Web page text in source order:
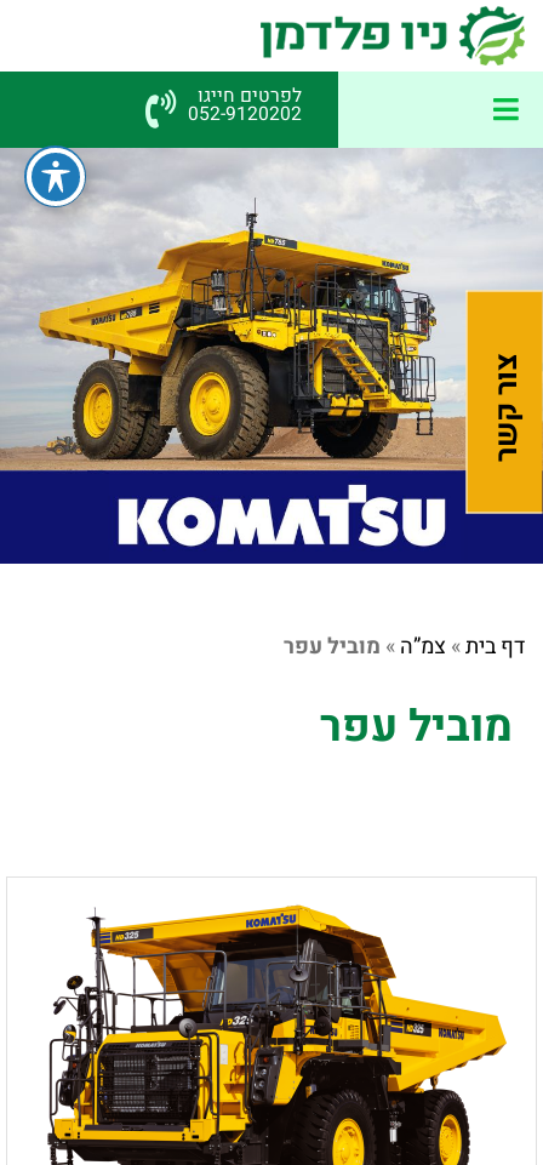
לפרטים חייגו
052-9120202
דף בית» צמ”ה» מוביל עפר
מוביל עפר
צור קשר